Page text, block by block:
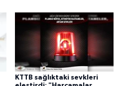
KTTB sağlıktaki sevkleri